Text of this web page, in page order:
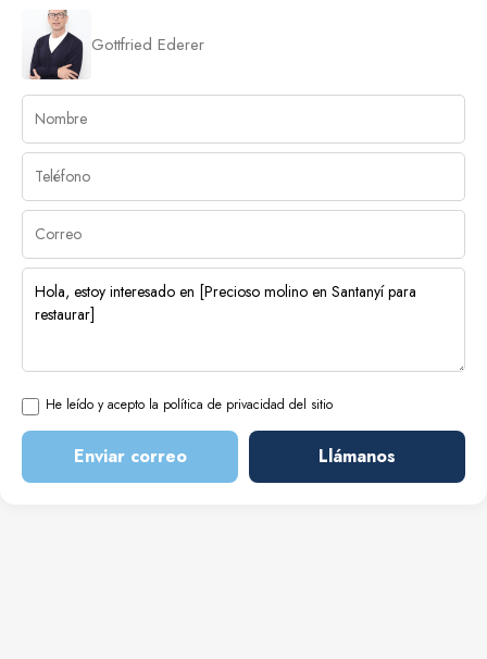
Gottfried Ederer
He leído y acepto la política de privacidad del sitio
Enviar correo Llámanos